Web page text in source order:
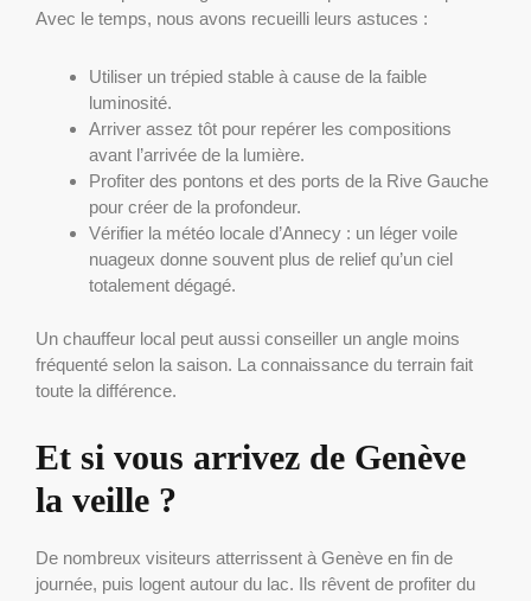
Avec le temps, nous avons recueilli leurs astuces :
Utiliser un trépied stable à cause de la faible
luminosité.
Arriver assez tôt pour repérer les compositions
avant l’arrivée de la lumière.
Profiter des pontons et des ports de la Rive Gauche
pour créer de la profondeur.
Vérifier la météo locale d’Annecy : un léger voile
nuageux donne souvent plus de relief qu’un ciel
totalement dégagé.
Un chauffeur local peut aussi conseiller un angle moins
fréquenté selon la saison. La connaissance du terrain fait
toute la différence.
Et si vous arrivez de Genève
la veille ?
De nombreux visiteurs atterrissent à Genève en fin de
journée, puis logent autour du lac. Ils rêvent de profiter du